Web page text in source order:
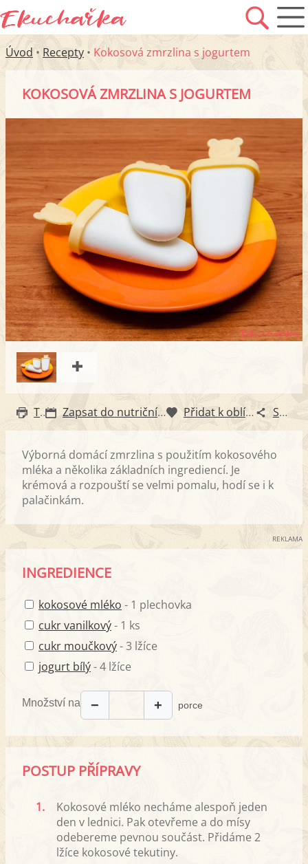
Úvod • Recepty • Kokosová zmrzlina s jogurtem
KOKOSOVÁ ZMRZLINA S JOGURTEM
Tisk Zapsat do nutričního diáře Přidat k oblíbeným Sdílet
Výborná domácí zmrzlina s použitím kokosového
mléka a několika základních ingrediencí. Je
krémová a rozpouští se velmi pomalu, hodí se i k
palačinkám.
REKLAMA
INGREDIENCE
kokosové mléko - 1 plechovka
cukr vanilkový- 1 ks
cukr moučkový- 3 lžíce
jogurt bílý- 4 lžíce
Množství na − + porce
POSTUP PŘÍPRAVY
1.
Kokosové mléko necháme alespoň jeden
den v lednici. Pak otevřeme a do mísy
odebereme pevnou součást. Přidáme 2
lžíce kokosové tekutiny.